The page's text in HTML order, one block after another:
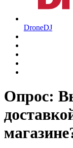
DroneDJ
Опрос: